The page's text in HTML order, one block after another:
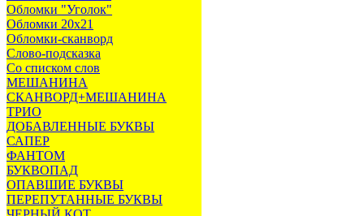
Обломки "Уголок"
Обломки 20х21
Обломки-сканворд
Слово-подсказка
Со списком слов
МЕШАНИНА
СКАНВОРД+МЕШАНИНА
ТРИО
ДОБАВЛЕННЫЕ БУКВЫ
САПЕР
ФАНТОМ
БУКВОПАД
ОПАВШИЕ БУКВЫ
ПЕРЕПУТАННЫЕ БУКВЫ